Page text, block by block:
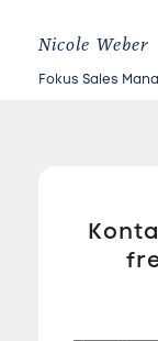
Nicole Weber
Fokus Sales